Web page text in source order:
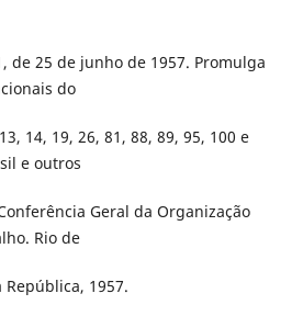
de 25 de junho de 1957. Promulga
do
14, 19, 26, 81, 88, 89, 95, 100 e
e outros
Geral da Organização
Rio de
República, 1957.